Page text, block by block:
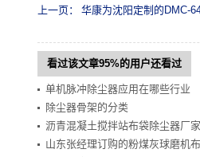
上一页： 华康为沈阳定制的DMC-
看过该文章95%的用户还看过
单机脉冲除尘器应用在哪些行业
除尘器骨架的分类
沥青混凝土搅拌站布袋除尘器厂
山东张经理订购的粉煤灰球磨机